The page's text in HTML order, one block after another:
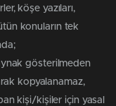
köşe yazıları,
konuların tek
gösterilmeden
kopyalanamaz,
kişi/kişiler için yasal